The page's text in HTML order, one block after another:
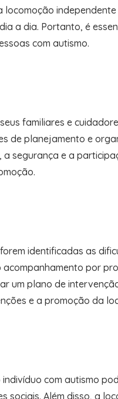
a dia. Portanto, é
com autismo.
familiares e
de planejamento e
segurança e a
identificadas as
por
um plano de
e a promoção da
com autismo
Além disso, a